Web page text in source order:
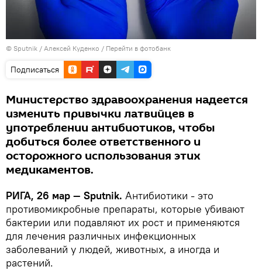
© Sputnik / Алексей Куденко / Перейти в фотобанк
Подписаться
Министерство здравоохранения надеется
изменить привычки латвийцев в
употреблении антибиотиков, чтобы
добиться более ответственного и
осторожного использования этих
медикаментов.
РИГА, 26 мар — Sputnik. Антибиотики - это
противомикробные препараты, которые убивают
бактерии или подавляют их рост и применяются
для лечения различных инфекционных
заболеваний у людей, животных, а иногда и
растений.